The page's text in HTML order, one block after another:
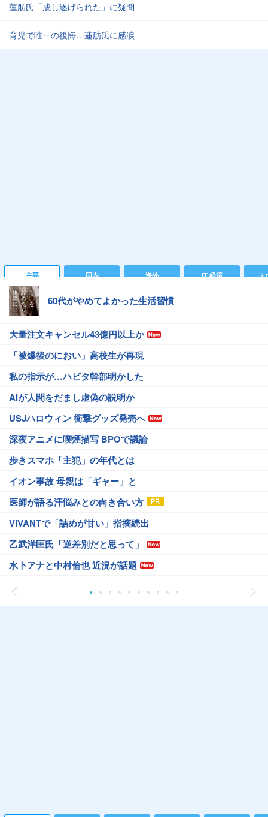
蓮舫氏「成し遂げられた」に疑問
育児で唯一の後悔…蓮舫氏に感涙
主要 国内 海外 IT 経済 ス
60代がやめてよかった生活習慣
大量注文キャンセル43億円以上か
「被爆後のにおい」高校生が再現
私の指示が…ハビタ幹部明かした
AIが人間をだまし虚偽の説明か
USJハロウィン 衝撃グッズ発売へ
深夜アニメに喫煙描写 BPOで議論
歩きスマホ「主犯」の年代とは
イオン事故 母親は「ギャー」と
医師が語る汗悩みとの向き合い方
VIVANTで「詰めが甘い」指摘続出
乙武洋匡氏「逆差別だと思って」
水卜アナと中村倫也 近況が話題